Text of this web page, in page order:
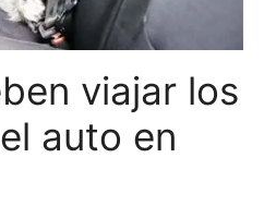
viajar los
auto en